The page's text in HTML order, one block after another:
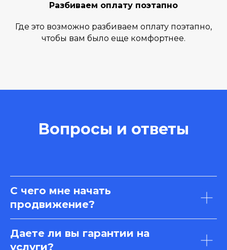
Разбиваем оплату поэтапно
Где это возможно разбиваем оплату поэтапно,
чтобы вам было еще комфортнее.
Вопросы и ответы
С чего мне начать
продвижение?
Даете ли вы гарантии на
услуги?